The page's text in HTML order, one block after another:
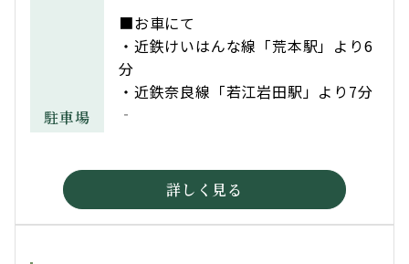
■お車にて
・近鉄けいはんな線「荒本駅」より6
分
・近鉄奈良線「若江岩田駅」より7分
駐車場 ‐
詳しく見る